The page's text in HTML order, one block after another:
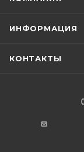
ИНФОРМАЦИЯ
КОНТАКТЫ